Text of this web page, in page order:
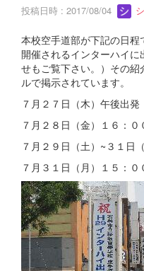
投稿日時 : 2017/08/04
本校空手道部が下記の日
開催されるインターハイ
せもご覧下さい。）その
ルで掲示されています。
７月２７日（木）午後出発
７月２８日（金）１６：
７月２９日（土）~３１日
７月３１日（月）１５：